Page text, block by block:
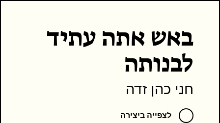
באש אתה עתיד
לבנותה
חני כהן זדה
לצפייה ביצירה